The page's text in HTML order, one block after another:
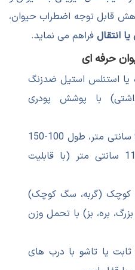
قابل توجه اضطراب حیوان،
انتقال فراهم می نماید.
حرفه ای
یا استنلس استیل ضدزنگ
با پوشش پودری
عرض 60-90 سانتی متر، طول 100-150
سانتی متر، ارتفاع 80-110 سانتی متر (با قابلیت
کوچک (گربه، سگ کوچک)
بره، بز) با تحمل وزن
یا تاشو با درب های